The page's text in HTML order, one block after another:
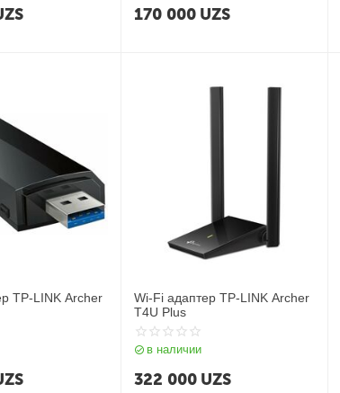
170 000 UZS
TP-LINK Archer
Wi-Fi адаптер TP-LINK Archer
T4U Plus
в наличии
322 000 UZS